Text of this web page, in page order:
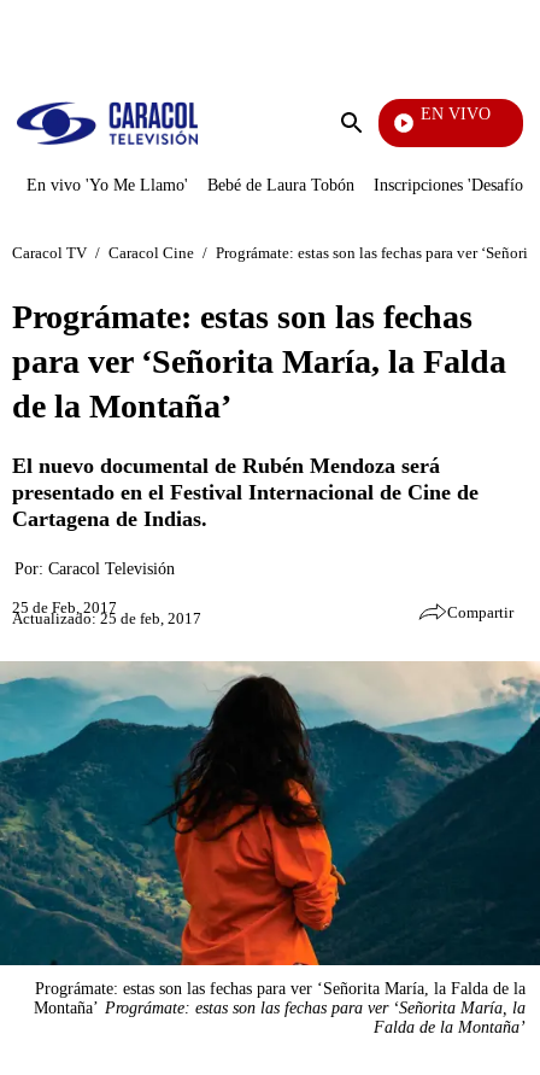
Enviar
EN VIVO
En vivo 'Yo Me Llamo' Bebé de Laura Tobón Inscripciones 'Desafío'
Caracol TV / Caracol Cine / Prográmate: estas son las fechas para ver
Prográmate: estas son las fechas
para ver ‘Señorita María, la Falda
de la Montaña’
El nuevo documental de Rubén Mendoza será
presentado en el Festival Internacional de Cine de
Cartagena de Indias.
Por: Caracol Televisión
25 de Feb, 2017
Actualizado: 25 de feb, 2017 Compartir
Prográmate: estas son las fechas para ver ‘Señorita María, la Falda de la
Montaña’ Prográmate: estas son las fechas para ver ‘Señorita María, la
Falda de la Montaña’